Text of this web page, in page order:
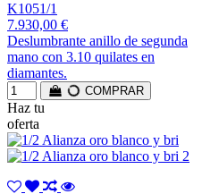
K1051/1
7.930,00 €
Deslumbrante anillo de segunda
mano con 3.10 quilates en
diamantes.
COMPRAR
Haz tu
oferta